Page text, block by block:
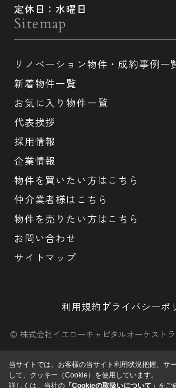
定休日：水曜日
Sitemap
リノベーション物件・成約事例一
新着物件一覧
お気に入り物件一覧
代表挨拶
採用情報
企業情報
物件を買いたい方はこちら
仲介業者様はこちら
物件を売りたい方はこちら
お問い合わせ
サイトマップ
利用規約プライバシーポ
© 株式会社イエローキャピタルオーケスト
当サイトでは、お客様の当サイト利用状況把握、サ
して、クッキー（Cookie）を使用しています。
詳しくは、当社の 「Cookieの取扱いについて」 をご